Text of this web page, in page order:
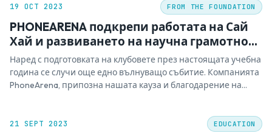
конкретни насоки за това как да подготвяме учениците за
успех в лицето на предизвикателствата на…
19 OCT 2023 FROM THE FOUNDATION
PHONEARENA подкрепи работата на Сай
Хай и развиването на научна грамотност
сред учениците в България
Наред с подготовката на клубовете през настоящата учебна
година се случи още едно вълнуващо събитие. Компанията
PhoneArena, припозна нашата кауза и благодарение на
клубовете с материали, подготовката на учениците за…
21 SEPT 2023 EDUCATION